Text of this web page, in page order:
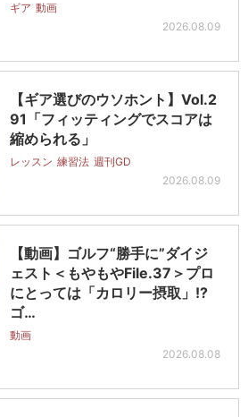
ギア 動画
2026.08.09
【ギア選びのウソホント】Vol.2
91「フィッティングでスコアは
縮められる」
レッスン 練習法 週刊GD
2026.08.09
【動画】ゴルフ“勝手に”ダイジ
ェスト＜もやもやFile.37＞プロ
にとっては「カロリー摂取」!?
ゴ…
動画
2026.08.08